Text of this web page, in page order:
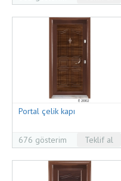
Portal çelik kapı
676 gösterim Teklif al